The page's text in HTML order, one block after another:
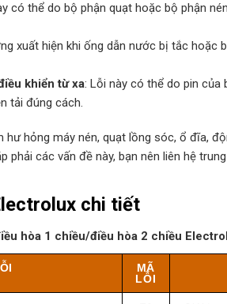
có thể do bộ phận quạt hoặc bộ phận
xuất hiện khi ống dẫn nước bị tắc hoặc
khiển từ xa: Lỗi này có thể do pin của
tải đúng cách.
hỏng máy nén, quạt lồng sóc, ổ đĩa,
phải các vấn đề này, bạn nên liên hệ
chi tiết
hòa 1 chiều/điều hòa 2 chiều
MÃ
LỖI